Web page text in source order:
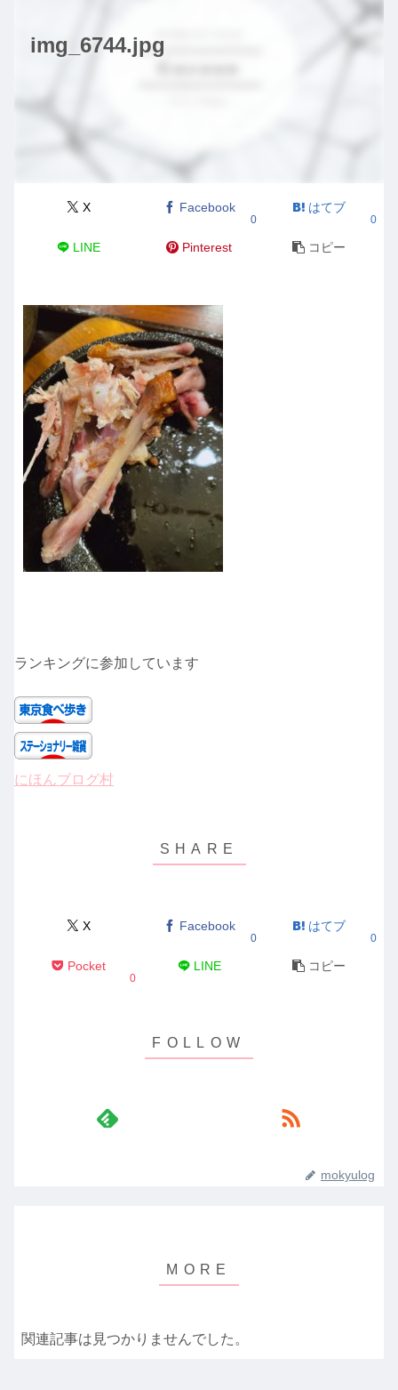
img_6744.jpg
X Facebook
0
はてブ
0
LINE Pinterest コピー
ランキングに参加しています
にほんブログ村
X Facebook
0
はてブ
0
Pocket
0
LINE コピー
mokyulog
関連記事は見つかりませんでした。